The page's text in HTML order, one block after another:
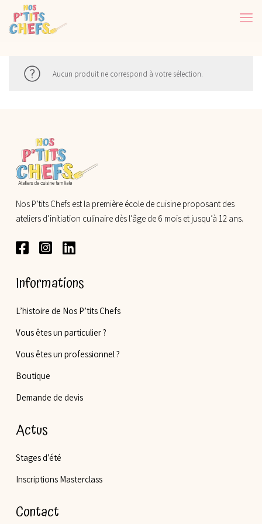
Aucun produit ne correspond à votre sélection.
Nos P’tits Chefs est la première école de cuisine proposant des
ateliers d’initiation culinaire dès l’âge de 6 mois et jusqu’à 12 ans.
Informations
L’histoire de Nos P’tits Chefs
Vous êtes un particulier ?
Vous êtes un professionnel ?
Boutique
Demande de devis
Actus
Stages d’été
Inscriptions Masterclass
Contact